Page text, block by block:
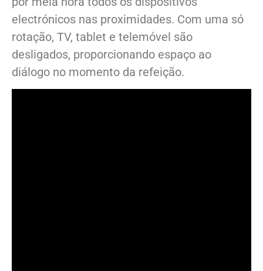
electrónicos nas proximidades. Com uma só
rotação, TV, tablet e telemóvel são
desligados, proporcionando espaço ao
diálogo no momento da refeição.